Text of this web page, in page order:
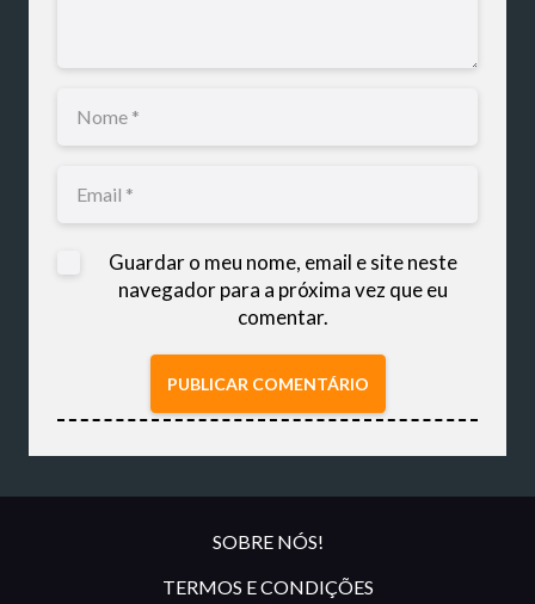
Guardar o meu nome, email e site neste
navegador para a próxima vez que eu
comentar.
PUBLICAR COMENTÁRIO
SOBRE NÓS!
TERMOS E CONDIÇÕES